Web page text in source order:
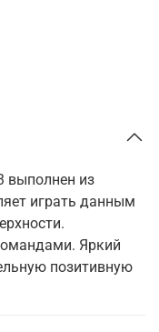
выполнен из
играть данным
Яркий
позитивную